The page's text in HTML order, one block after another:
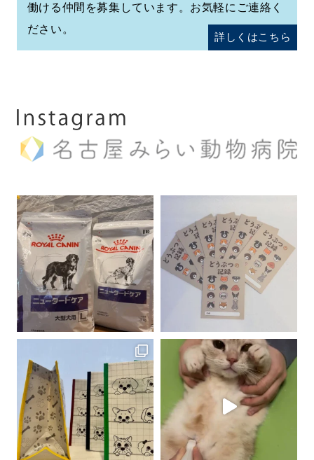
働ける仲間を募集しています。お気軽にご連絡く
ださい。
詳しくはこちら